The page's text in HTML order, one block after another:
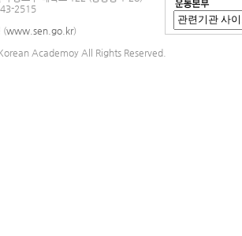
2515
(www.sen.go.kr)
Academoy All Rights Reserved.